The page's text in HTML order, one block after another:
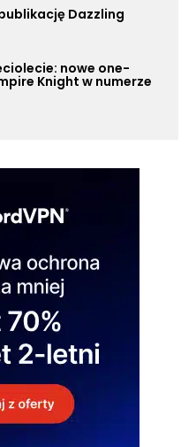
Dazzling
nowe one-
Knight w numerze